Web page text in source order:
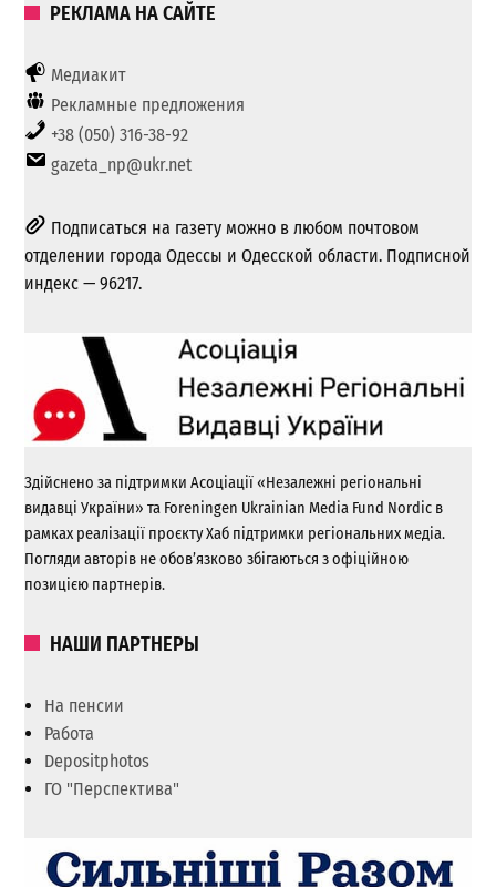
РЕКЛАМА НА САЙТЕ
Медиакит
Рекламные предложения
+38 (050) 316-38-92
gazeta_np@ukr.net
Подписаться на газету можно в любом почтовом
отделении города Одессы и Одесской области. Подписной
индекс — 96217.
Здійснено за підтримки Асоціації «Незалежні регіональні
видавці України» та Foreningen Ukrainian Media Fund Nordic в
рамках реалізації проєкту Хаб підтримки регіональних медіа.
Погляди авторів не обов’язково збігаються з офіційною
позицією партнерів.
НАШИ ПАРТНЕРЫ
На пенсии
Работа
Depositphotos
ГО "Перспектива"